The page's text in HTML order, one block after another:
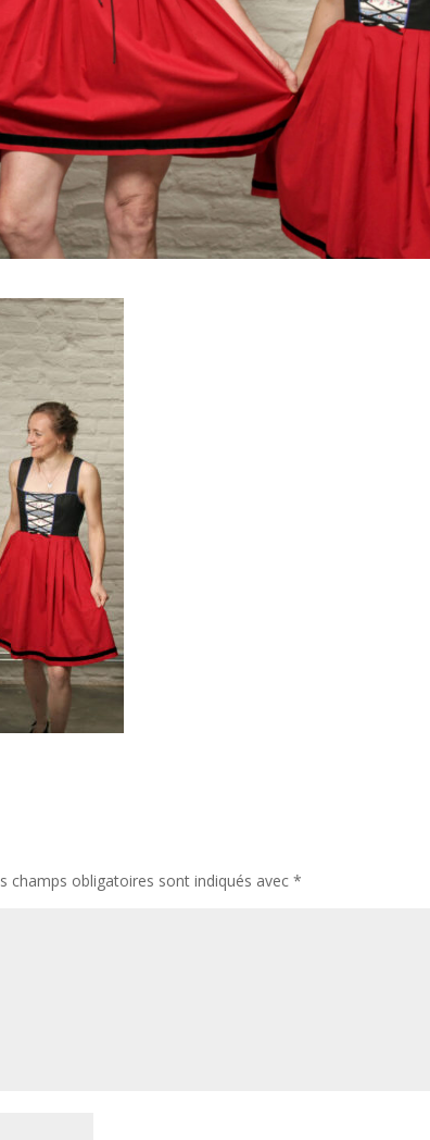
champs obligatoires sont indiqués avec*